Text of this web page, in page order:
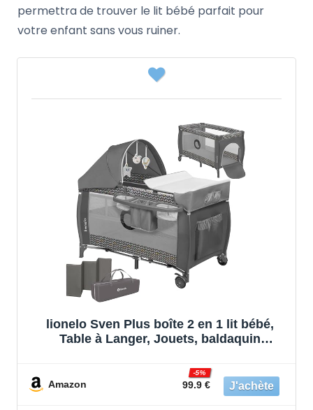
permettra de trouver le lit bébé parfait pour
votre enfant sans vous ruiner.
lionelo Sven Plus boîte 2 en 1 lit bébé,
Table à Langer, Jouets, baldaquin
latérale supplémentaire Rouleaux,
Mobiles, système LockGuard
Amazon 99.9 €
-5%